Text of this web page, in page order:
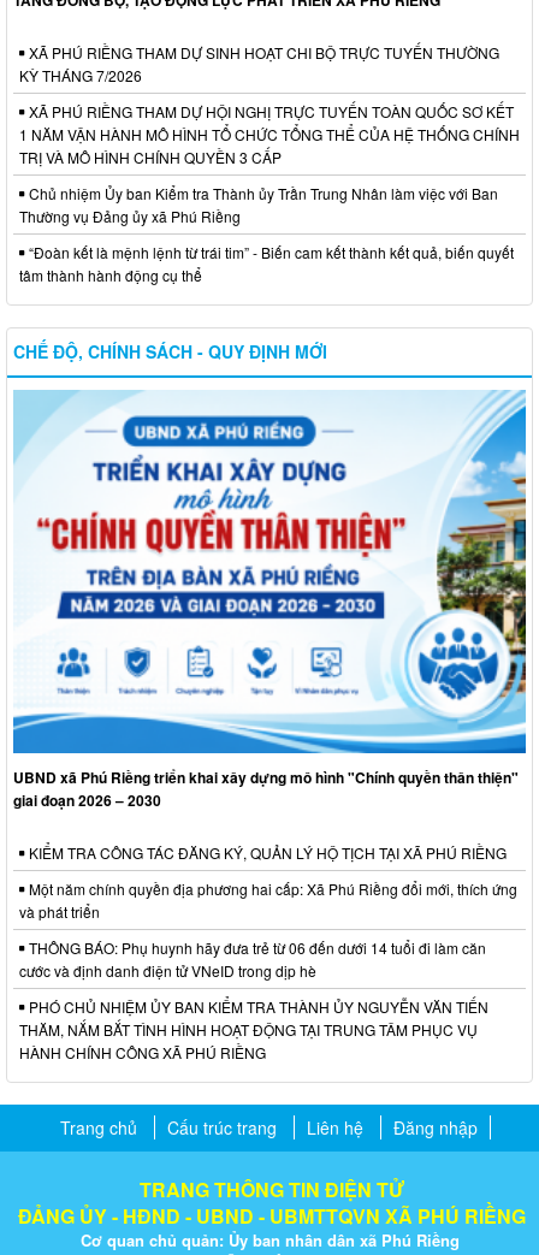
XÃ PHÚ RIỀNG THAM DỰ SINH HOẠT CHI BỘ TRỰC TUYẾN THƯỜNG
KỲ THÁNG 7/2026
XÃ PHÚ RIỀNG THAM DỰ HỘI NGHỊ TRỰC TUYẾN TOÀN QUỐC SƠ KẾT
1 NĂM VẬN HÀNH MÔ HÌNH TỔ CHỨC TỔNG THỂ CỦA HỆ THỐNG CHÍNH
TRỊ VÀ MÔ HÌNH CHÍNH QUYỀN 3 CẤP
Chủ nhiệm Ủy ban Kiểm tra Thành ủy Trần Trung Nhân làm việc với Ban
Thường vụ Đảng ủy xã Phú Riềng
“Đoàn kết là mệnh lệnh từ trái tim” - Biến cam kết thành kết quả, biến quyết
tâm thành hành động cụ thể
CHẾ ĐỘ, CHÍNH SÁCH - QUY ĐỊNH MỚI
UBND xã Phú Riềng triển khai xây dựng mô hình "Chính quyền thân thiện"
giai đoạn 2026 – 2030
KIỂM TRA CÔNG TÁC ĐĂNG KÝ, QUẢN LÝ HỘ TỊCH TẠI XÃ PHÚ RIỀNG
Một năm chính quyền địa phương hai cấp: Xã Phú Riềng đổi mới, thích ứng
và phát triển
THÔNG BÁO: Phụ huynh hãy đưa trẻ từ 06 đến dưới 14 tuổi đi làm căn
cước và định danh điện tử VNeID trong dịp hè
PHÓ CHỦ NHIỆM ỦY BAN KIỂM TRA THÀNH ỦY NGUYỄN VĂN TIẾN
THĂM, NẮM BẮT TÌNH HÌNH HOẠT ĐỘNG TẠI TRUNG TÂM PHỤC VỤ
HÀNH CHÍNH CÔNG XÃ PHÚ RIỀNG
Trang chủ Cấu trúc trang Liên hệ Đăng nhập
TRANG THÔNG TIN ĐIỆN TỬ
ĐẢNG ỦY - HĐND - UBND - UBMTTQVN XÃ PHÚ RIỀNG
Cơ quan chủ quản: Ủy ban nhân dân xã Phú Riềng